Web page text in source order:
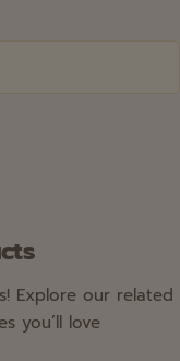
Explore our related
you’ll love